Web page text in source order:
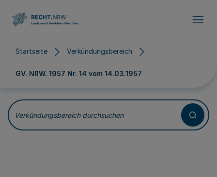
Startseite Verkündungsbereich
GV. NRW. 1957 Nr. 14 vom 14.03.1957
Verkündungsbereich durchsuchen